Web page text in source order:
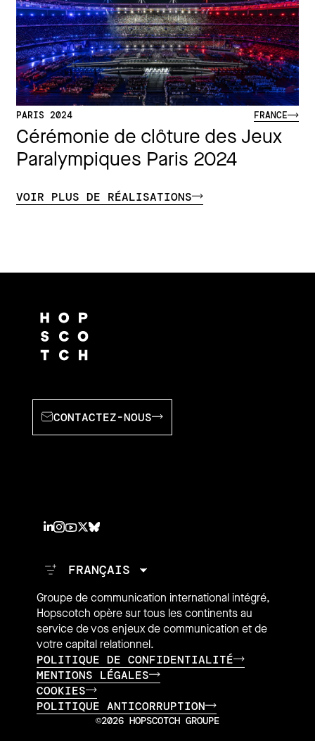
PARIS 2024 FRANCE
Cérémonie de clôture des Jeux
Paralympiques Paris 2024
VOIR PLUS DE RÉALISATIONS
CONTACTEZ-NOUS
Groupe de communication international intégré,
Hopscotch opère sur tous les continents au
service de vos enjeux de communication et de
votre capital relationnel.
POLITIQUE DE CONFIDENTIALITÉ
MENTIONS LÉGALES
COOKIES
POLITIQUE ANTICORRUPTION
©2026 HOPSCOTCH GROUPE